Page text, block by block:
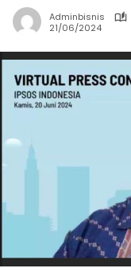
Adminbisnis
21/06/2024